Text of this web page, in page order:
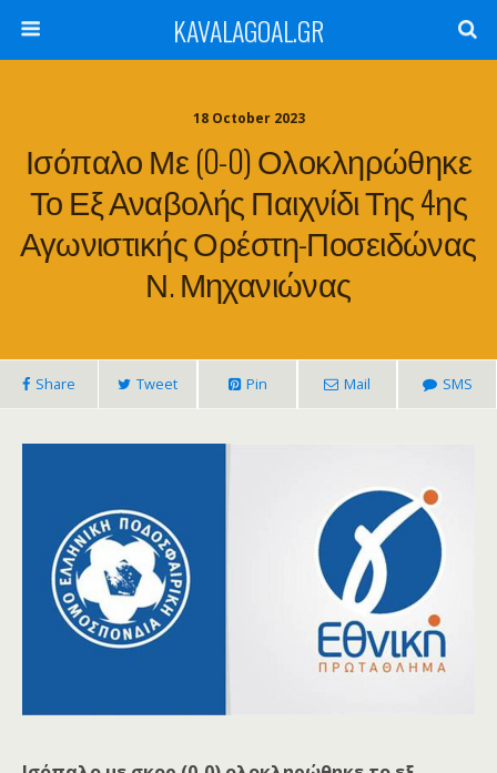
KAVALAGOAL.GR
18 October 2023
Ισόπαλο Με (0-0) Ολοκληρώθηκε
Το Εξ Αναβολής Παιχνίδι Της 4ης
Αγωνιστικής Ορέστη-Ποσειδώνας
Ν. Μηχανιώνας
Share Tweet Pin Mail SMS